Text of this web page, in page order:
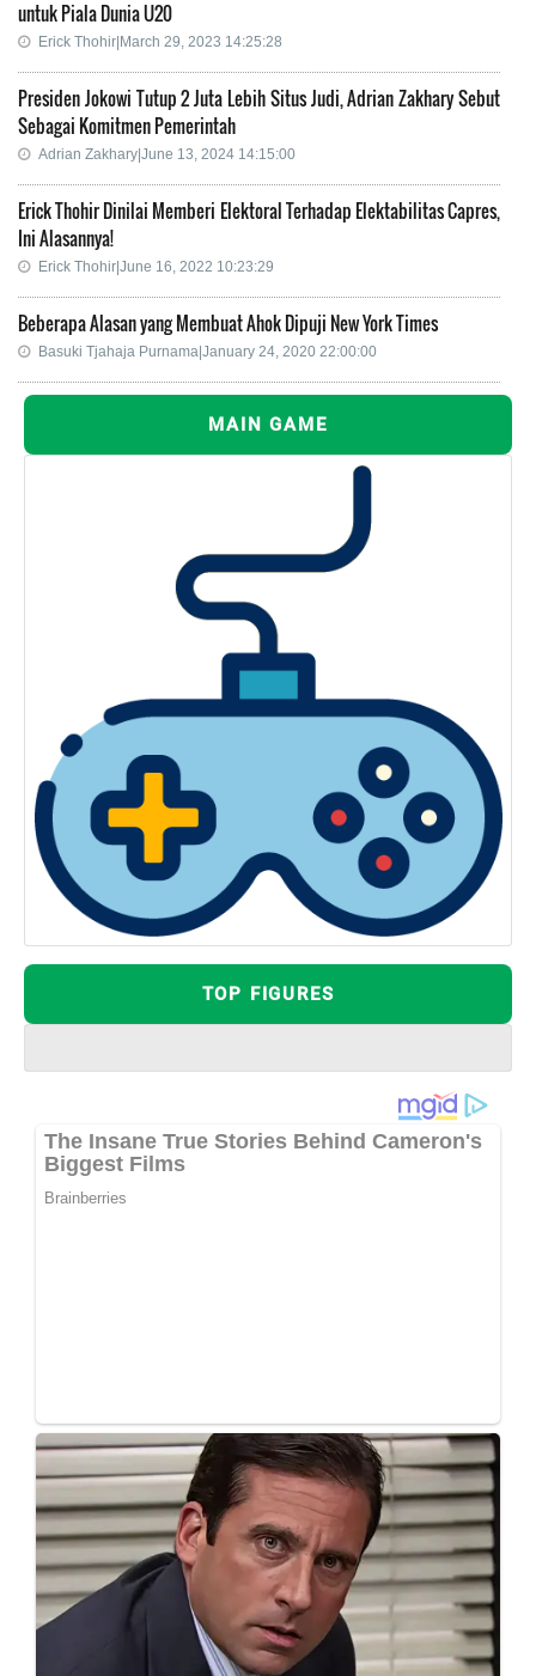
untuk Piala Dunia U20
Erick Thohir|March 29, 2023 14:25:28
Presiden Jokowi Tutup 2 Juta Lebih Situs Judi, Adrian Zakhary Sebut
Sebagai Komitmen Pemerintah
Adrian Zakhary|June 13, 2024 14:15:00
Erick Thohir Dinilai Memberi Elektoral Terhadap Elektabilitas Capres,
Ini Alasannya!
Erick Thohir|June 16, 2022 10:23:29
Beberapa Alasan yang Membuat Ahok Dipuji New York Times
Basuki Tjahaja Purnama|January 24, 2020 22:00:00
MAIN GAME
TOP FIGURES